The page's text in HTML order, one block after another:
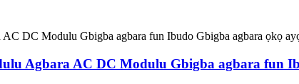
Agbara AC DC Modulu Gbigba agbara fun